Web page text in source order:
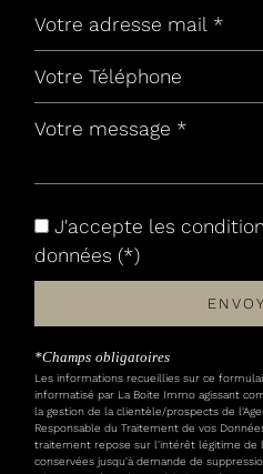
Bar
Collège
École maternelle
École primaire
Enseignement
Lycée
J'accepte les
données (*)
*Champs obligatoires
Les informations recueillies sur ce
informatisé par La Boite Immo agissant
la gestion de la clientèle/prospects de
Responsable du Traitement de vos
traitement repose sur l'intérêt légitime de
conservées jusqu'à demande de